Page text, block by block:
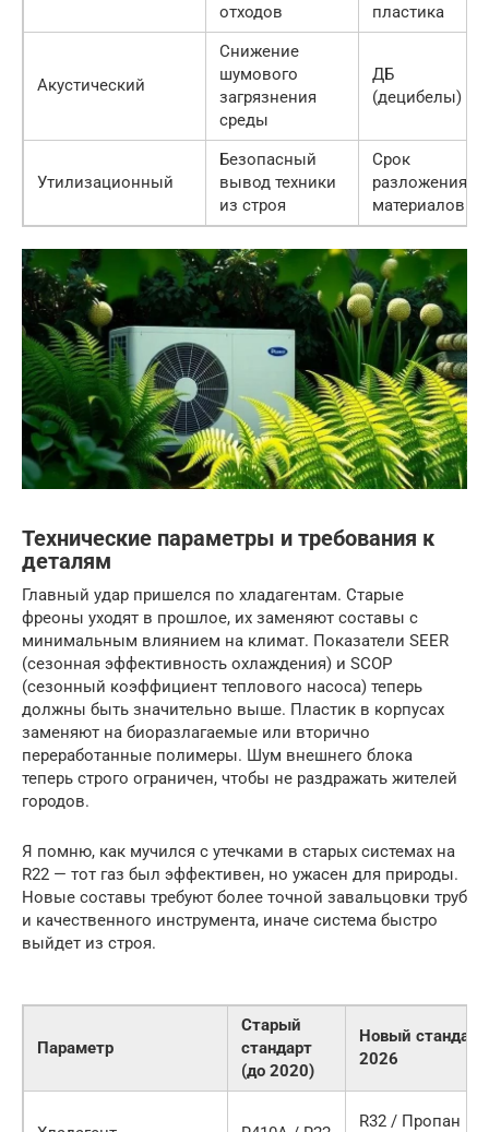
отходов
пластика
Акустический
Снижение
шумового
загрязнения
среды
ДБ
(децибелы)
Утилизационный
Безопасный
вывод техники
из строя
Срок
разложения
материалов
Технические параметры и требования к
деталям
Главный удар пришелся по хладагентам. Старые
фреоны уходят в прошлое, их заменяют составы с
минимальным влиянием на климат. Показатели SEER
(сезонная эффективность охлаждения) и SCOP
(сезонный коэффициент теплового насоса) теперь
должны быть значительно выше. Пластик в корпусах
заменяют на биоразлагаемые или вторично
переработанные полимеры. Шум внешнего блока
теперь строго ограничен, чтобы не раздражать жителей
городов.
Я помню, как мучился с утечками в старых системах на
R22 — тот газ был эффективен, но ужасен для природы.
Новые составы требуют более точной завальцовки труб
и качественного инструмента, иначе система быстро
выйдет из строя.
Параметр
Старый
стандарт
(до 2020)
Новый стандарт
2026
R32 / Пропан